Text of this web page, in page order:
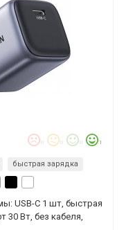
1
быстрая зарядка
USB-C 1 шт, быстрая
30 Вт, без кабеля,